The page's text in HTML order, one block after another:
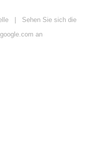
| Sehen Sie sich die
an